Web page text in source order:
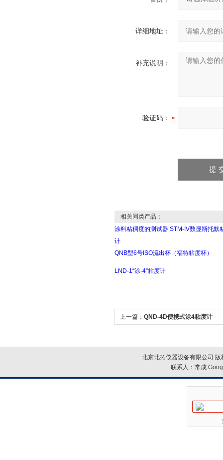
详细地址：
补充说明：
验证码：
相关同类产品：
涂料粘稠度的测试器 STM-IV数显斯托默
计
QNB型6号ISO流出杯（福特粘度杯）
LND-1“涂-4”粘度计
上一篇： QND-4D便携式涂4粘度计
北京北拓仪器设备有限公司
联系人：常成